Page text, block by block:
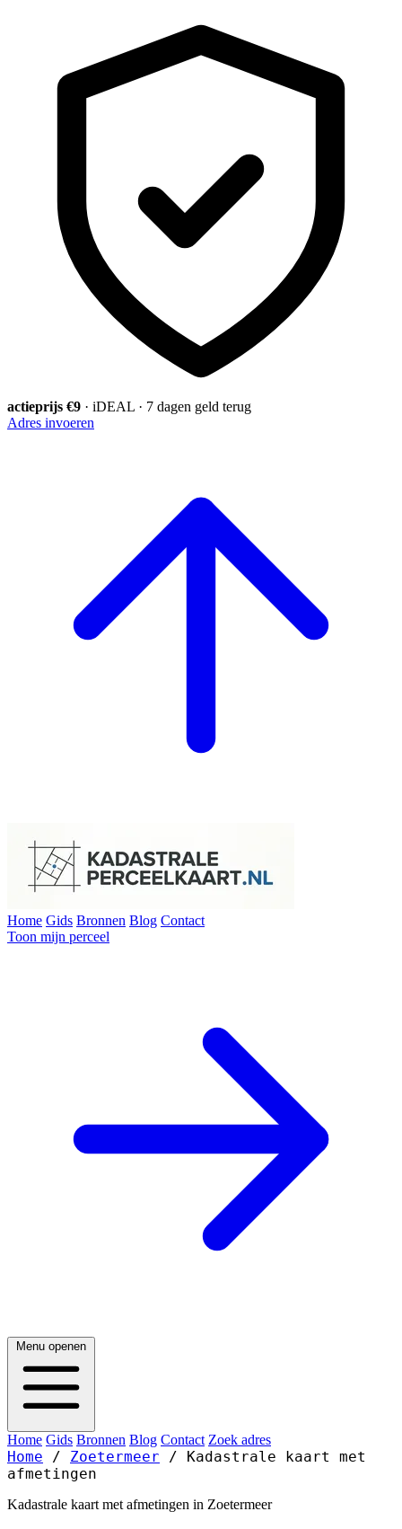
actieprijs €9 · iDEAL · 7 dagen geld terug
Adres invoeren
Home Gids Bronnen Blog Contact
Toon mijn perceel
Menu openen
Home Gids Bronnen Blog Contact Zoek adres
Home / Zoetermeer /
Kadastrale kaart met
afmetingen
Kadastrale kaart met afmetingen in Zoetermeer